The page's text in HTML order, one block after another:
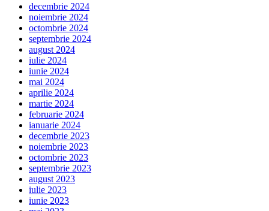
decembrie 2024
noiembrie 2024
octombrie 2024
septembrie 2024
august 2024
iulie 2024
iunie 2024
mai 2024
aprilie 2024
martie 2024
februarie 2024
ianuarie 2024
decembrie 2023
noiembrie 2023
octombrie 2023
septembrie 2023
august 2023
iulie 2023
iunie 2023